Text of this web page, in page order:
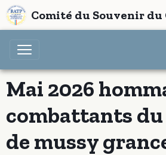
Comité du Souvenir du
Mai 2026
combattants
de mussy